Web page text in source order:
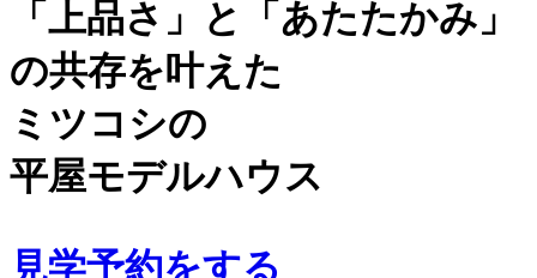
「上品さ」と「あたたかみ」
の共存を叶えた
ミツコシの
平屋モデルハウス
見学予約をする